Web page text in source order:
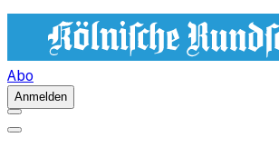
Abo
Anmelden